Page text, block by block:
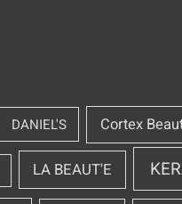
Cortex
DANIEL'S
LA BEAUT'E